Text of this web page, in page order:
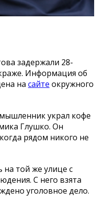
задержали 28-
Информация об
на сайте окружного
украл кофе
Глушко. Он
рядом никого не
на той же улице с
С него взята
уголовное дело.